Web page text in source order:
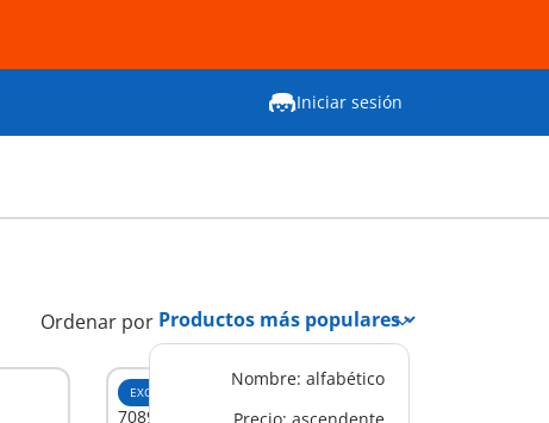
Iniciar sesión
Ordenar por
Nombre: alfabético
EXCLUSIVO
70896 - Terraza de Jardín